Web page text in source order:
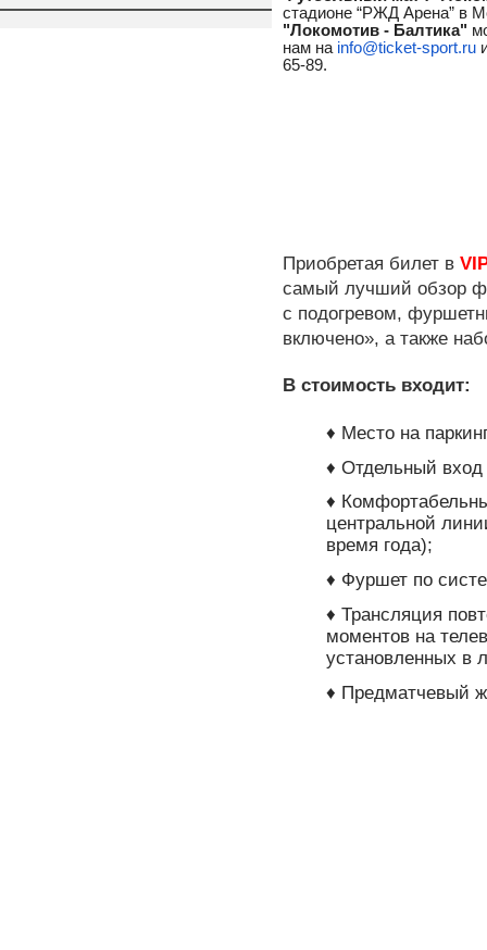
стадионе “РЖД Арена” в
"Локомотив - Балтика"
нам на info@ticket-sport.ru
65-89.
Приобретая билет в
самый лучший обзор
с подогревом,
включено», а также
В стоимость входит:
♦ Место на
♦ Отдельный
♦
центральной
время года);
♦ Фуршет по
♦ Трансляция
моментов на
установленных в
♦ Предматчевый